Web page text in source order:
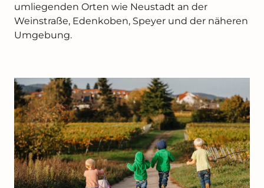
umliegenden Orten wie Neustadt an der
Weinstraße, Edenkoben, Speyer und der näheren
Umgebung.